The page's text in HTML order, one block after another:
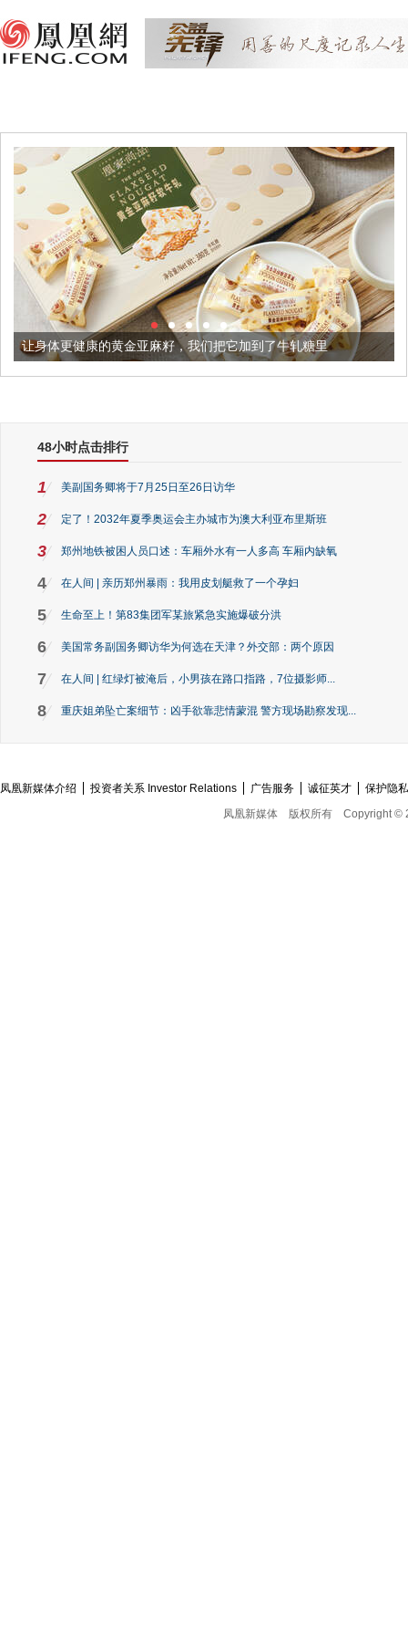
亚麻籽，我们把它加到了牛轧糖里 被列入佛家七宝的它
48小时点击排行
1 美副国务卿将于7月25日至26日访华
2 定了！2032年夏季奥运会主办城市为澳大利亚布里斯班
3 郑州地铁被困人员口述：车厢外水有一人多高 车厢内缺氧
4 在人间 | 亲历郑州暴雨：我用皮划艇救了一个孕妇
5 生命至上！第83集团军某旅紧急实施爆破分洪
6 美国常务副国务卿访华为何选在天津？外交部：两个原因
7 在人间 | 红绿灯被淹后，小男孩在路口指路，7位摄影师...
8 重庆姐弟坠亡案细节：凶手欲靠悲情蒙混 警方现场勘察发现...
凤凰新媒体介绍 投资者关系 Investor Relations 广告服务 诚征英才
保护隐
凤凰新媒体
版权所有 Copyright ©